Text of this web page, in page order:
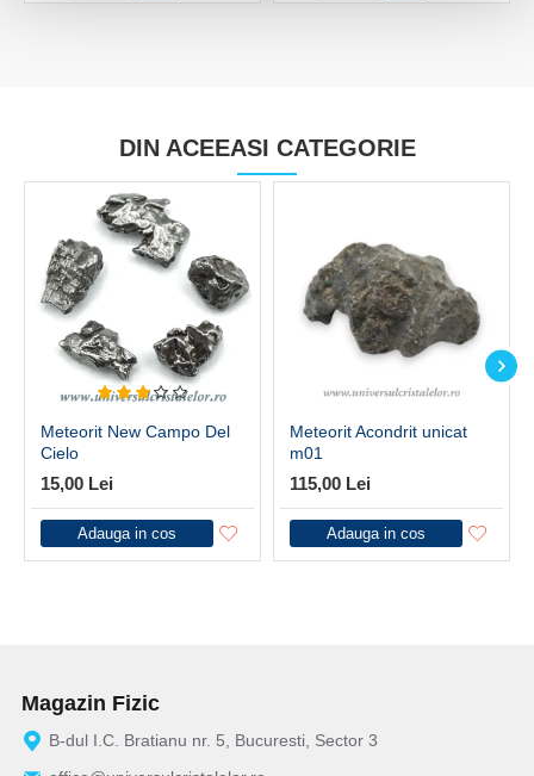
DIN ACEEASI CATEGORIE
Meteorit New Campo Del
Cielo
15,00 Lei
Adauga in cos
Meteorit Acondrit unicat
m01
115,00 Lei
Adauga in cos
Magazin Fizic
B-dul I.C. Bratianu nr. 5, Bucuresti, Sector 3